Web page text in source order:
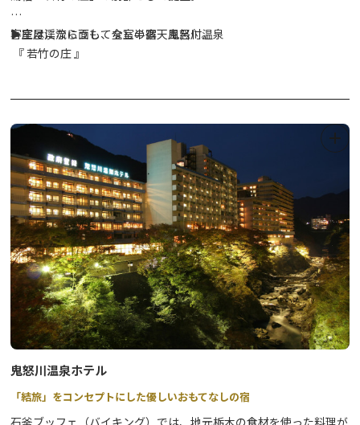
[Condition of achievement]
3 temple/shrine stamps collected * Accommodation stamp is
6 temple/shrine stamps collected* Accommodation stamp is
not included
・Original commemorative magnet (1 piece)
Accommodation stamp bonus
・Original commemorative sticker (1 piece)
*If you collect all 6 temple/shrine stamps, you will receive both
a postcard and a magnet.
●Nikko Futarasan-Jinja Shine
- Located around the tea shop in Shrine Garden
- Located next to the Shinkyo Bridge reception desk
(Shinkyo Bridge crossing ticket: 300 yen for adults, 200 yen for
high school students, 100 yen for elementary and junior high
school students)
*Limited commemorative Goshuin (500 yen) for 2024 available
●Nikkozan Rinno-ji Temple
- Located inside the Sanbutsudo Hall
(Sanbutsudo ticket: 400 yen for adults, 200 yen for elementary
・Installed near the Taiyuin worship hall
(Taiyuin ticket: 550 yen for adults, 250 yen for elementary and
客室は渓流に面し、全室半露天風呂付。
▶庄屋にならうもてなしの宿 鬼怒川温泉
『 若竹の庄 』
鬼怒川温泉ホテル
「結旅」をコンセプトにした優しいおもてなしの宿